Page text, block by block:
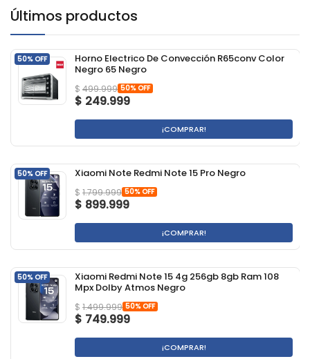
Últimos productos
50% OFF
Horno Electrico De Convección R65conv Color
Negro 65 Negro
$ 499.999 50% OFF
$ 249.999
¡COMPRAR!
50% OFF Xiaomi Note Redmi Note 15 Pro Negro
$ 1.799.999 50% OFF
$ 899.999
¡COMPRAR!
50% OFF
Xiaomi Redmi Note 15 4g 256gb 8gb Ram 108
Mpx Dolby Atmos Negro
$ 1.499.999 50% OFF
$ 749.999
¡COMPRAR!